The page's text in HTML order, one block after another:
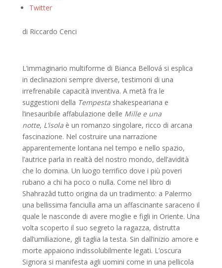
Twitter
di Riccardo Cenci
L’immaginario multiforme di Bianca Bellová si esplica
in declinazioni sempre diverse, testimoni di una
irrefrenabile capacità inventiva. A metà fra le
suggestioni della Tempesta shakespeariana e
l’inesauribile affabulazione delle Mille e una
notte, L’isola è un romanzo singolare, ricco di arcana
fascinazione. Nel costruire una narrazione
apparentemente lontana nel tempo e nello spazio,
l’autrice parla in realtà del nostro mondo, dell’avidità
che lo domina. Un luogo terrifico dove i più poveri
rubano a chi ha poco o nulla. Come nel libro di
Shahrazâd tutto origina da un tradimento: a Palermo
una bellissima fanciulla ama un affascinante saraceno il
quale le nasconde di avere moglie e figli in Oriente. Una
volta scoperto il suo segreto la ragazza, distrutta
dall’umiliazione, gli taglia la testa. Sin dall’inizio amore e
morte appaiono indissolubilmente legati. L’oscura
Signora si manifesta agli uomini come in una pellicola